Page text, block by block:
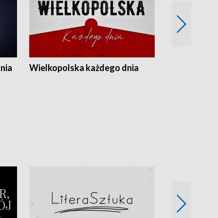
Wielkopolska każdego dnia